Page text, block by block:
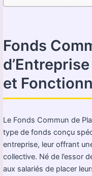
Fonds
et
Le Fonds Commun de
type de fonds conçu
entreprise, leur offrant
collective. Né de l’essor
aux salariés de placer